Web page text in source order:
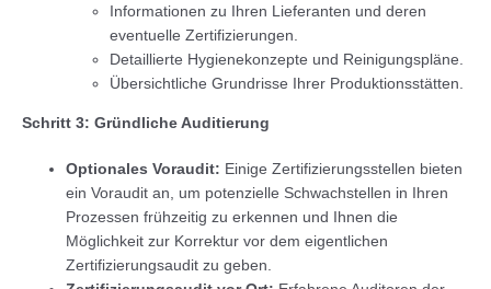
Informationen zu Ihren Lieferanten und deren
eventuelle Zertifizierungen.
Detaillierte Hygienekonzepte und Reinigungspläne.
Übersichtliche Grundrisse Ihrer Produktionsstätten.
Schritt 3: Gründliche Auditierung
Optionales Voraudit: Einige Zertifizierungsstellen bieten
ein Voraudit an, um potenzielle Schwachstellen in Ihren
Prozessen frühzeitig zu erkennen und Ihnen die
Möglichkeit zur Korrektur vor dem eigentlichen
Zertifizierungsaudit zu geben.